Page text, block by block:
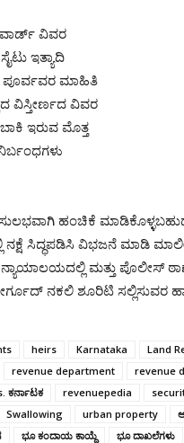
ವಾರ್ಡ್ ವಿವರ
ಇತ್ಯಾದಿ
ಪೂರ್ವವರ ಮಾಹಿತಿ
ವಿಸ್ತೀರ್ಣದ ವಿವರ
ಇರುವ ಮೊತ್ತ
ಹಂಚಿಕೆ
ಸಿದ್ಧಪಡಿಸಿ ವಿಭಜನೆ ಮಾಡಿ
ಮತ್ತು ಪೊಲೀಸ್
ನಕಲಿ ಶೂರಿಟಿ ಸಲ್ಲಿಸುವರ
heirs Karnataka Land
revenue department revenue
ಕರ್ನಾಟಕ
revenuepedia
Swallowing urban property
ಭೂ ಕಂದಾಯ ಕಾಯ್ದೆ ಭೂ ದಾಖಲೆಗಳು